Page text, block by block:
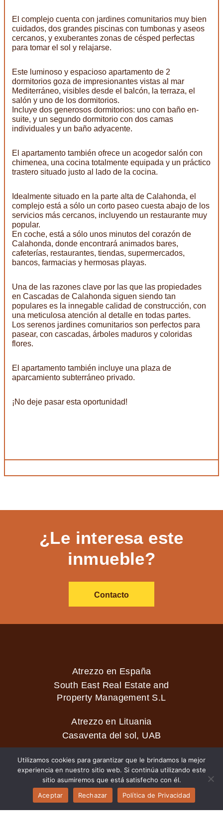
El complejo cuenta con jardines comunitarios muy bien
cuidados, dos grandes piscinas con tumbonas y aseos
cercanos, y exuberantes zonas de césped perfectas
para tomar el sol y relajarse.
Este luminoso y espacioso apartamento de 2
dormitorios goza de impresionantes vistas al mar
Mediterráneo, visibles desde el balcón, la terraza, el
salón y uno de los dormitorios.
Incluye dos generosos dormitorios: uno con baño en-
suite, y un segundo dormitorio con dos camas
individuales y un baño adyacente.
El apartamento también ofrece un acogedor salón con
chimenea, una cocina totalmente equipada y un práctico
trastero situado justo al lado de la cocina.
Idealmente situado en la parte alta de Calahonda, el
complejo está a sólo un corto paseo cuesta abajo de los
servicios más cercanos, incluyendo un restaurante muy
popular.
En coche, está a sólo unos minutos del corazón de
Calahonda, donde encontrará animados bares,
cafeterías, restaurantes, tiendas, supermercados,
bancos, farmacias y hermosas playas.
Una de las razones clave por las que las propiedades
en Cascadas de Calahonda siguen siendo tan
populares es la innegable calidad de construcción, con
una meticulosa atención al detalle en todas partes.
Los serenos jardines comunitarios son perfectos para
pasear, con cascadas, árboles maduros y coloridas
flores.
El apartamento también incluye una plaza de
aparcamiento subterráneo privado.
¡No deje pasar esta oportunidad!
¿Le interesa este
inmueble?
Contacto
Atrezzo en España
South East Real Estate and
Property Management S.L
Atrezzo en Lituania
Casaventa del sol, UAB
2026 © Casaventa del sol
Utilizamos cookies para garantizar que le brindamos la mejor
experiencia en nuestro sitio web. Si continúa utilizando este
sitio asumiremos que está satisfecho con él.
Aceptar
Rechazar Política de Privacidad